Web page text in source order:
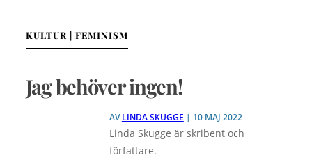
KULTUR | FEMINISM
Jag behöver ingen!
AVLINDA SKUGGE | 10 MAJ 2022
Linda Skugge är skribent och
författare.